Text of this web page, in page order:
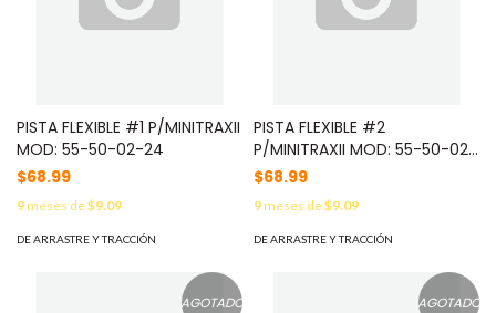
PISTA FLEXIBLE #1 P/MINITRAXII
MOD: 55-50-02-24
$68.99
9meses de$9.09
DE ARRASTRE Y TRACCIÓN
PISTA FLEXIBLE #2
P/MINITRAXII MOD: 55-50-02-
25
$68.99
9meses de$9.09
DE ARRASTRE Y TRACCIÓN
AGOTADO AGOTADO